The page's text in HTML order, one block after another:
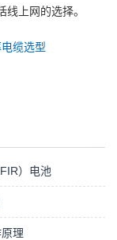
上网的选择。
缆选型
）电池
理